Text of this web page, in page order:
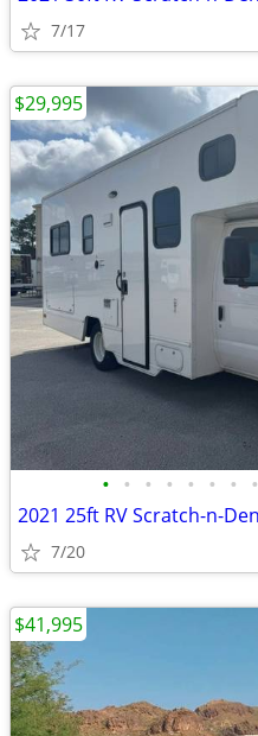
7/17
• • • • • • • •
2021 25ft RV Scratch-n-
7/20
$29,995
$41,995